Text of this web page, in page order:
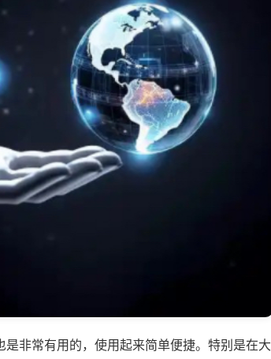
非常有用的，使用起来简单便捷。特别是在大